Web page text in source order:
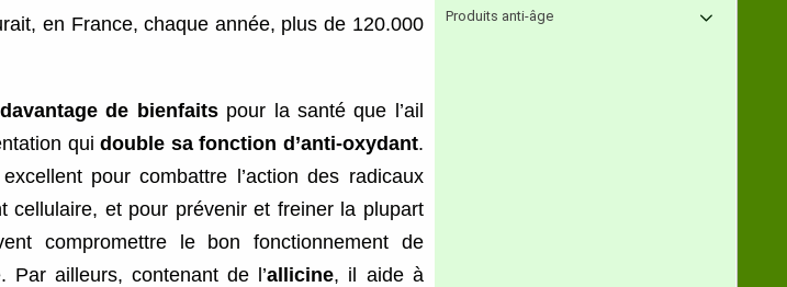
en France, chaque année, plus de 120.000
davantage de bienfaitspour la santé que l’ail
qui double sa fonction d’anti-oxydant.
pour combattre l’action des radicaux
cellulaire, et pour prévenir et freiner la plupart
compromettre le bon fonctionnement de
Par ailleurs, contenant de l’allicine, il aide à
Produits anti-âge